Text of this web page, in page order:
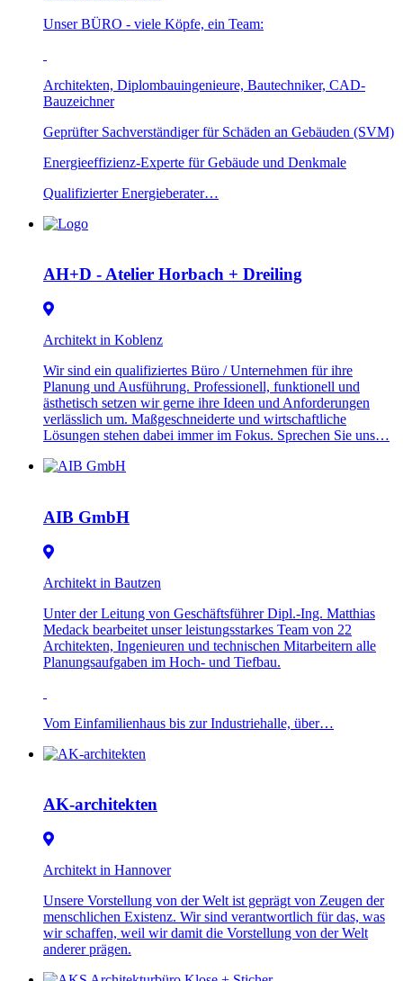
Unser BÜRO - viele Köpfe, ein Team:
Architekten, Diplombauingenieure, Bautechniker, CAD-
Bauzeichner
Geprüfter Sachverständiger für Schäden an Gebäuden (SVM)
Energieeffizienz-Experte für Gebäude und Denkmale
Qualifizierter Energieberater…
AH+D - Atelier Horbach + Dreiling
Architekt in Koblenz
Wir sind ein qualifiziertes Büro / Unternehmen für ihre
Planung und Ausführung. Professionell, funktionell und
ästhetisch setzen wir gerne ihre Ideen und Anforderungen
verlässlich um. Maßgeschneiderte und wirtschaftliche
Lösungen stehen dabei immer im Fokus. Sprechen Sie uns…
AIB GmbH
Architekt in Bautzen
Unter der Leitung von Geschäftsführer Dipl.-Ing. Matthias
Medack bearbeitet unser leistungsstarkes Team von 22
Architekten, Ingenieuren und technischen Mitarbeitern alle
Planungsaufgaben im Hoch- und Tiefbau.
Vom Einfamilienhaus bis zur Industriehalle, über…
AK-architekten
Architekt in Hannover
Unsere Vorstellung von der Welt ist geprägt von Zeugen der
menschlichen Existenz. Wir sind verantwortlich für das, was
wir schaffen, weil wir damit die Vorstellung von der Welt
anderer prägen.